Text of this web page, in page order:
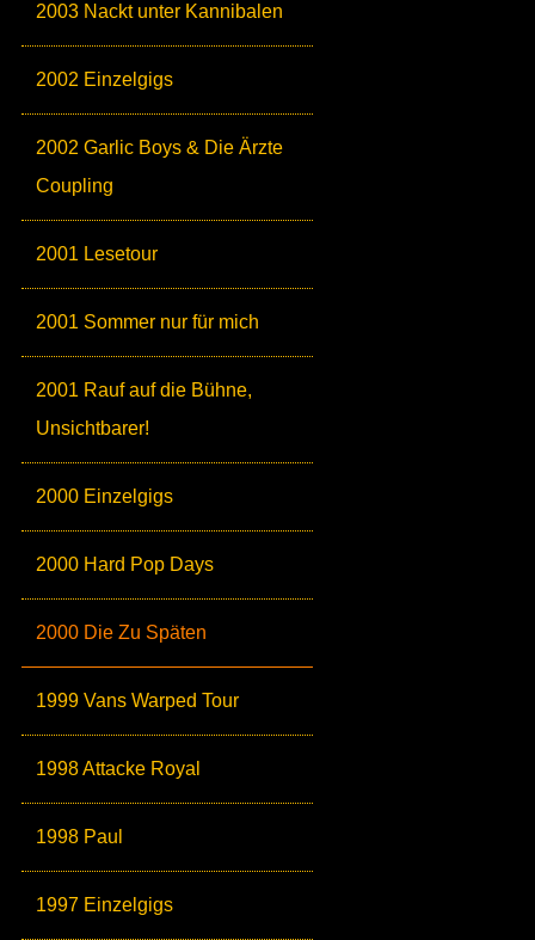
2003 Nackt unter Kannibalen
2002 Einzelgigs
2002 Garlic Boys & Die Ärzte
Coupling
2001 Lesetour
2001 Sommer nur für mich
2001 Rauf auf die Bühne,
Unsichtbarer!
2000 Einzelgigs
2000 Hard Pop Days
2000 Die Zu Späten
1999 Vans Warped Tour
1998 Attacke Royal
1998 Paul
1997 Einzelgigs